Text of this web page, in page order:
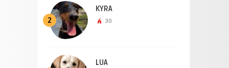
2
KYRA
30
LUA